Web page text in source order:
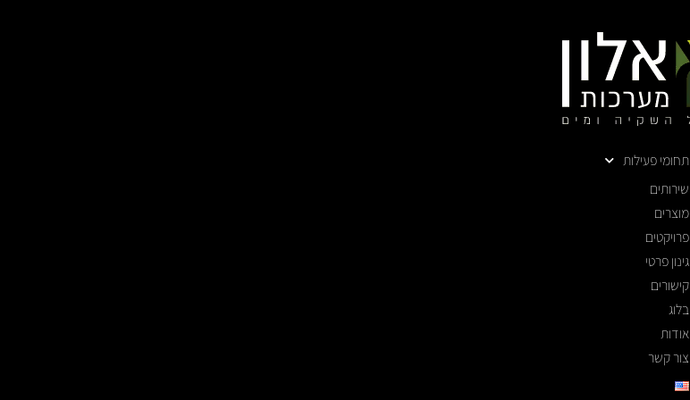
תחומי פעילות
שירותים
מוצרים
פרויקטים
גינון פרטי
קישורים
בלוג
אודות
צור קשר